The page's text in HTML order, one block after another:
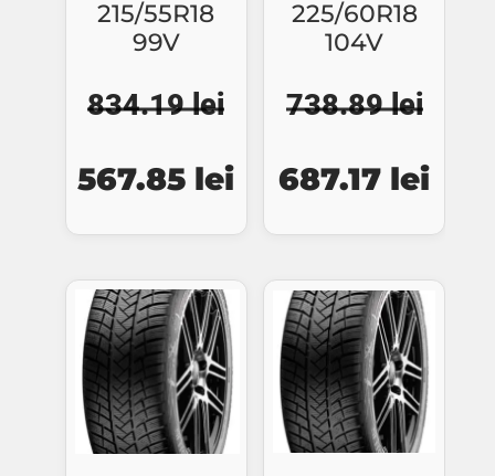
215/55R18
99V
834.19lei
inițial
a
fost:
834.19 lei.
567.85 lei
curent
este:
567.85 lei.
225/60R18
104V
738.89lei
inițial
a
fost:
738.89 lei.
687.17 lei